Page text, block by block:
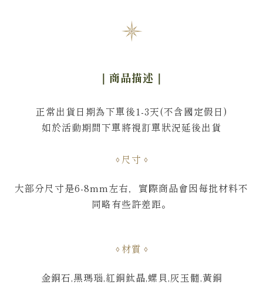
｜商品描述 ｜
正常出貨日期為下單後1-3天(不含國定假日)
如於活動期間下單將視訂單狀況延後出貨
尺寸
大部分尺寸是6-8mm左右， 實際商品會因每批材料不
同略有些許差距。
材質
金銅石,黑瑪瑙,紅銅鈦晶,螺貝,灰玉髓,黃銅